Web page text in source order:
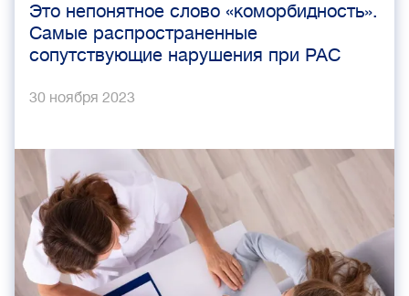
Это непонятное слово «коморбидность».
Самые распространенные
сопутствующие нарушения при РАС
30 ноября 2023